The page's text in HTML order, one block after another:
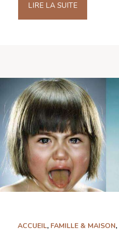
LIRE LA SUITE
ACCUEIL, FAMILLE & MAISON,